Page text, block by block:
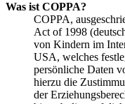
Was ist COPPA?
COPPA,
Act of 1998
von Kindern im
USA, welches
persönliche Daten
hierzu die
der